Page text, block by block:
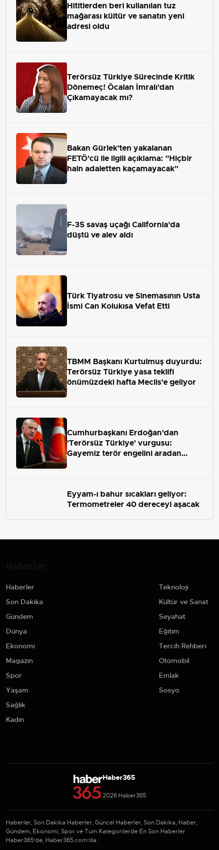
Hititlerden beri kullanılan tuz
mağarası kültür ve sanatın yeni
adresi oldu
Terörsüz Türkiye Sürecinde Kritik
Dönemeç! Öcalan İmralı'dan
Çıkamayacak mı?
Bakan Gürlek'ten yakalanan
FETÖ'cü ile ilgili açıklama: "Hiçbir
hain adaletten kaçamayacak"
F-35 savaş uçağı California'da
düştü ve alev aldı
Türk Tiyatrosu ve Sinemasının Usta
İsmi Can Kolukısa Vefat Etti
TBMM Başkanı Kurtulmuş duyurdu:
Terörsüz Türkiye yasa teklifi
önümüzdeki hafta Meclis'e geliyor
Cumhurbaşkanı Erdoğan'dan
'Terörsüz Türkiye' vurgusu:
Gayemiz terör engelini aradan
Eyyam-ı bahur sıcakları geliyor:
Termometreler 40 dereceyi aşacak
Haberler
Son Dakika
Gündem
Dünya
Ekonomi
Magazin
Spor
Yaşam
Sağlık
Kadın
Teknoloji
Kültür ve Sanat
Seyahat
Eğitim
Tercih Rehberi
Otomobil
Emlak
Sosyo
Haber365
2026 Haber365
Haberler, Son Dakika Haberler, Güncel Haberler, Son Dakika, Haber,
Gündem, Ekonomi, Spor ve Tüm Kategorilerde En Son Haberler
Haber365'de, Haber365.com'da.